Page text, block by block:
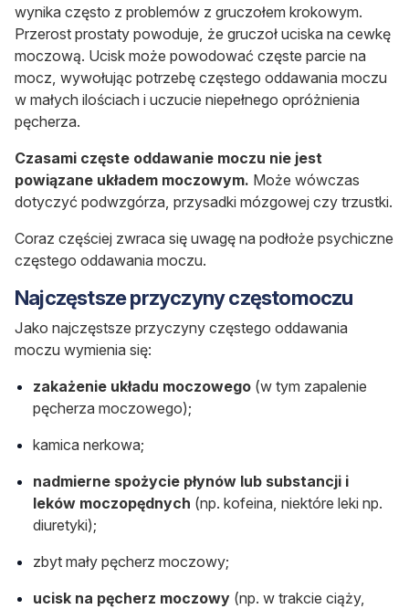
wynika często z problemów z gruczołem krokowym.
Przerost prostaty powoduje, że gruczoł uciska na cewkę
moczową. Ucisk może powodować częste parcie na
mocz, wywołując potrzebę częstego oddawania moczu
w małych ilościach i uczucie niepełnego opróżnienia
pęcherza.
Czasami częste oddawanie moczu nie jest
powiązane układem moczowym. Może wówczas
dotyczyć podwzgórza, przysadki mózgowej czy trzustki.
Coraz częściej zwraca się uwagę na podłoże psychiczne
częstego oddawania moczu.
Najczęstsze przyczyny częstomoczu
Jako najczęstsze przyczyny częstego oddawania
moczu wymienia się:
zakażenie układu moczowego (w tym zapalenie
pęcherza moczowego);
kamica nerkowa;
nadmierne spożycie płynów lub substancji i
leków moczopędnych (np. kofeina, niektóre leki np.
diuretyki);
zbyt mały pęcherz moczowy;
ucisk na pęcherz moczowy (np. w trakcie ciąży,